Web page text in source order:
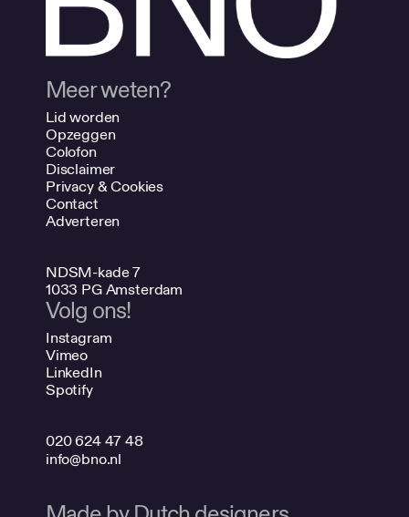
Meer weten?
Lid worden
Opzeggen
Colofon
Disclaimer
Privacy & Cookies
Contact
Adverteren
NDSM-kade 7
1033 PG Amsterdam
Volg ons!
Instagram
Vimeo
LinkedIn
Spotify
020 624 47 48
info@bno.nl